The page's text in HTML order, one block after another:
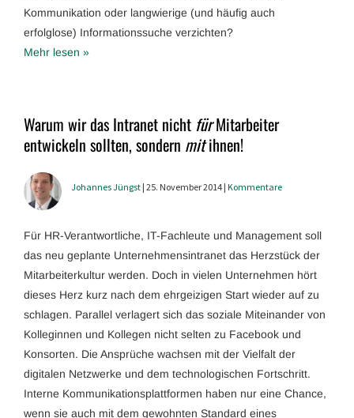
Kommunikation oder langwierige (und häufig auch
erfolglose) Informationssuche verzichten?
Mehr lesen »
Warum wir das Intranet nicht fürMitarbeiter
entwickeln sollten, sondern mitihnen!
Johannes Jüngst | 25. November 2014 | Kommentare
Für HR-Verantwortliche, IT-Fachleute und Management soll
das neu geplante Unternehmensintranet das Herzstück der
Mitarbeiterkultur werden. Doch in vielen Unternehmen hört
dieses Herz kurz nach dem ehrgeizigen Start wieder auf zu
schlagen. Parallel verlagert sich das soziale Miteinander von
Kolleginnen und Kollegen nicht selten zu Facebook und
Konsorten. Die Ansprüche wachsen mit der Vielfalt der
digitalen Netzwerke und dem technologischen Fortschritt.
Interne Kommunikationsplattformen haben nur eine Chance,
wenn sie auch mit dem gewohnten Standard eines